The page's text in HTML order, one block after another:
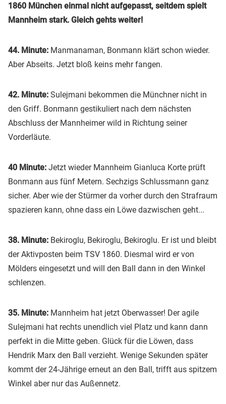
1860 München einmal nicht aufgepasst, seitdem spielt
Mannheim stark. Gleich gehts weiter!
44. Minute: Manmanaman, Bonmann klärt schon wieder.
Aber Abseits. Jetzt bloß keins mehr fangen.
42. Minute: Sulejmani bekommen die Münchner nicht in
den Griff. Bonmann gestikuliert nach dem nächsten
Abschluss der Mannheimer wild in Richtung seiner
Vorderläute.
40 Minute: Jetzt wieder Mannheim Gianluca Korte prüft
Bonmann aus fünf Metern. Sechzigs Schlussmann ganz
sicher. Aber wie der Stürmer da vorher durch den Strafraum
spazieren kann, ohne dass ein Löwe dazwischen geht...
38. Minute: Bekiroglu, Bekiroglu, Bekiroglu. Er ist und bleibt
der Aktivposten beim TSV 1860. Diesmal wird er von
Mölders eingesetzt und will den Ball dann in den Winkel
schlenzen.
35. Minute: Mannheim hat jetzt Oberwasser! Der agile
Sulejmani hat rechts unendlich viel Platz und kann dann
perfekt in die Mitte geben. Glück für die Löwen, dass
Hendrik Marx den Ball verzieht. Wenige Sekunden später
kommt der 24-Jährige erneut an den Ball, trifft aus spitzem
Winkel aber nur das Außennetz.